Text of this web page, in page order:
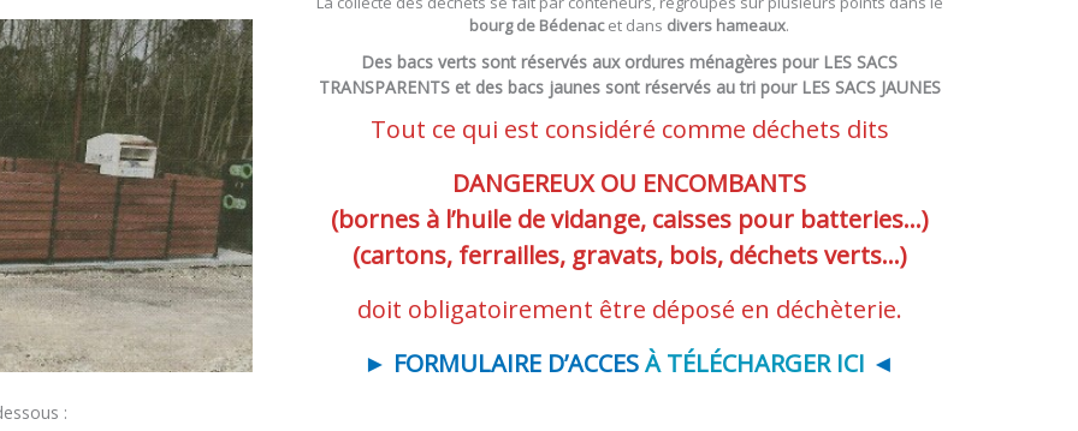
bourg de Bédenacet dans divers hameaux.
Des bacs verts sont réservés aux ordures ménagères pour LES SACS
TRANSPARENTS et des bacs jaunes sont réservés au tri pour LES SACS JAUNES
Tout ce qui est considéré comme déchets dits
DANGEREUX OU ENCOMBANTS
(bornes à l’huile de vidange, caisses pour batteries…)
(cartons, ferrailles, gravats, bois, déchets verts…)
doit obligatoirement être déposé en déchèterie.
► FORMULAIRE D’ACCESÀ TÉLÉCHARGER ICI ◄
: